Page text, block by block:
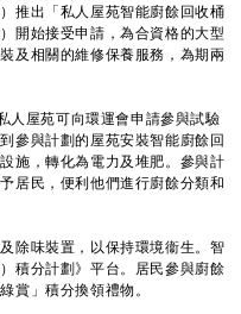
推出「私人屋苑智能廚餘回收桶
開始接受申請，為合資格的大型
及相關的維修保養服務，為期兩
屋苑可向環運會申請參與試驗
參與計劃的屋苑安裝智能廚餘回
施，轉化為電力及堆肥。參與計
居民，便利他們進行廚餘分類和
味裝置，以保持環境衞生。智
積分計劃》平台。居民參與廚餘
賞」積分換領禮物。